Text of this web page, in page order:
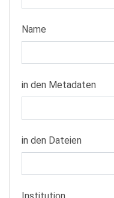
Name
in den Metadaten
in den Dateien